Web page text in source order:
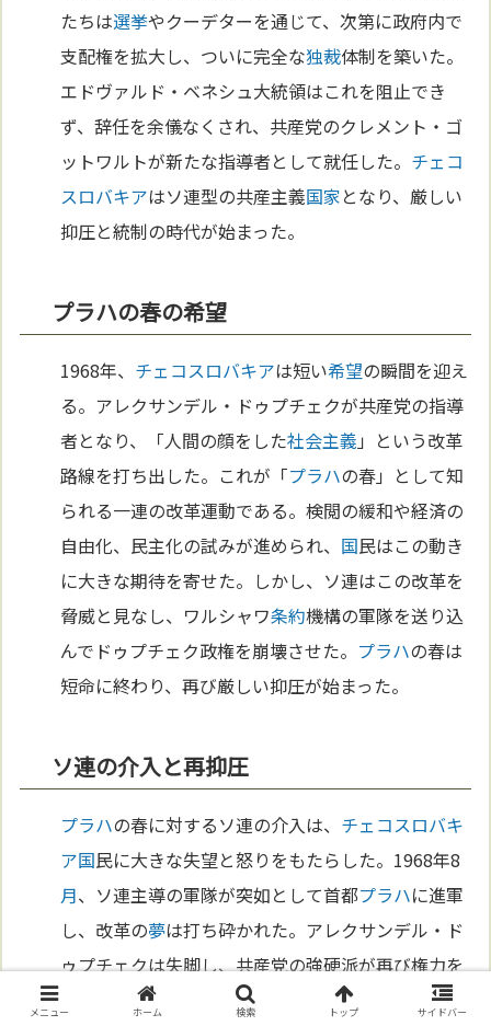
たちは選挙やクーデターを通じて、次第に政府内で
支配権を拡大し、ついに完全な独裁体制を築いた。
エドヴァルド・ベネシュ大統領はこれを阻止でき
ず、辞任を余儀なくされ、共産党のクレメント・ゴ
ットワルトが新たな指導者として就任した。 チェコ
スロバキアはソ連型の共産主義国家となり、厳しい
抑圧と統制の時代が始まった。
プラハの春の希望
1968年、 チェコスロバキアは短い希望の瞬間を迎え
る。アレクサンデル・ドゥプチェクが共産党の指導
者となり、「人間の顔をした社会主義 」という改革
路線を打ち出した。これが「プラハの春」として知
られる一連の改革運動である。検閲の緩和や経済の
自由化、民主化の試みが進められ、 国民はこの動き
に大きな期待を寄せた。しかし、ソ連はこの改革を
脅威と見なし、ワルシャワ条約機構の軍隊を送り込
んでドゥプチェク政権を崩壊させた。 プラハの春は
短命に終わり、再び厳しい抑圧が始まった。
ソ連の介入と再抑圧
プラハの春に対するソ連の介入は、 チェコスロバキ
ア国民に大きな失望と怒りをもたらした。1968年8
月、ソ連主導の軍隊が突如として首都プラハに進軍
し、改革の夢は打ち砕かれた。アレクサンデル・ド
ゥプチェクは失脚し、共産党の強硬派が再び権力を
掌握した。ソ連はこの事件を「兄弟援助」と呼んで
メニュー ホーム 検索 トップ サイドバー